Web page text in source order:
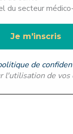
du secteur
de
l'utilisation de vos